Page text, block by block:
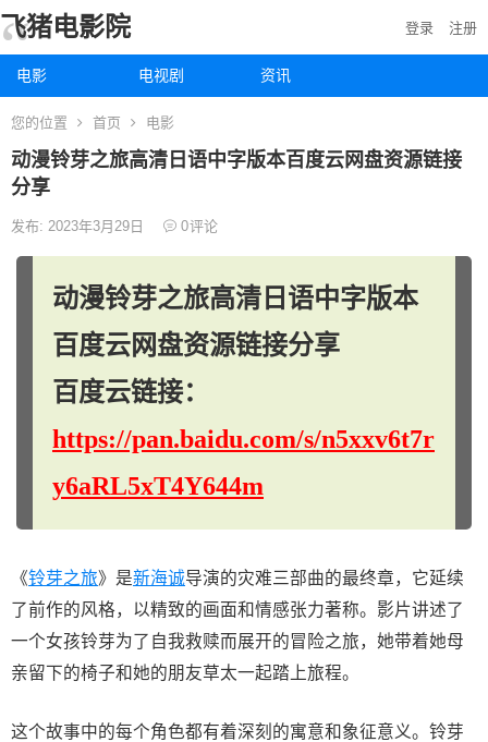
飞猪电影院
电影 电视剧 资讯
登录 注册
您的位置 首页 电影
动漫铃芽之旅高清日语中字版本百度云网盘资源链接
分享
发布: 2023年3月29日 0评论
动漫铃芽之旅高清日语中字版本
百度云网盘资源链接分享
百度云链接：
https://pan.baidu.com/s/n5xxv6t7r
y6aRL5xT4Y644m
《铃芽之旅》是新海诚导演的灾难三部曲的最终章，它延续
了前作的风格，以精致的画面和情感张力著称。影片讲述了
一个女孩铃芽为了自我救赎而展开的冒险之旅，她带着她母
亲留下的椅子和她的朋友草太一起踏上旅程。
这个故事中的每个角色都有着深刻的寓意和象征意义。铃芽